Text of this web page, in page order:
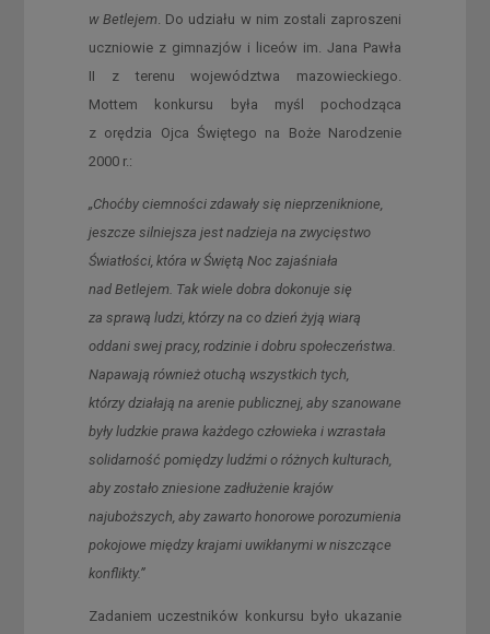
w Betlejem . Do udziału w nim zostali zaproszeni
uczniowie z gimnazjów i liceów im. Jana Pawła
II z terenu województwa mazowieckiego.
Mottem konkursu była myśl pochodząca
z orędzia Ojca Świętego na Boże Narodzenie
2000 r.:
„Choćby ciemności zdawały się nieprzeniknione,
jeszcze silniejsza jest nadzieja na zwycięstwo
Światłości, która w Świętą Noc zajaśniała
nad Betlejem. Tak wiele dobra dokonuje się
za sprawą ludzi, którzy na co dzień żyją wiarą
oddani swej pracy, rodzinie i dobru społeczeństwa.
Napawają również otuchą wszystkich tych,
którzy działają na arenie publicznej, aby szanowane
były ludzkie prawa każdego człowieka i wzrastała
solidarność pomiędzy ludźmi o różnych kulturach,
aby zostało zniesione zadłużenie krajów
najuboższych, aby zawarto honorowe porozumienia
pokojowe między krajami uwikłanymi w niszczące
konflikty.”
Zadaniem uczestników konkursu było ukazanie